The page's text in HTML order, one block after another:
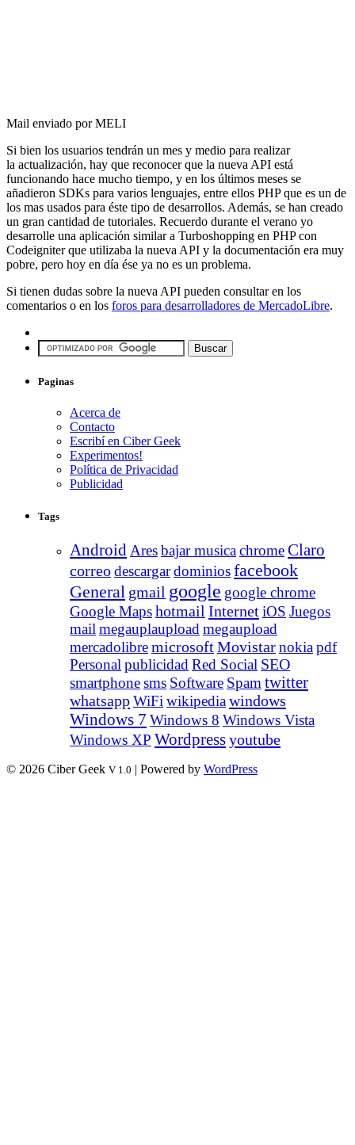
Mail enviado por MELI
Si bien los usuarios tendrán un mes y medio para realizar
la actualización, hay que reconocer que la nueva API está
funcionando hace mucho tiempo, y en los últimos meses se
añadieron SDKs para varios lenguajes, entre ellos PHP que es un de
los mas usados para éste tipo de desarrollos. Además, se han creado
un gran cantidad de tutoriales. Recuerdo durante el verano yo
desarrolle una aplicación similar a Turboshopping en PHP con
Codeigniter que utilizaba la nueva API y la documentación era muy
pobre, pero hoy en día ése ya no es un problema.
Si tienen dudas sobre la nueva API pueden consultar en los
comentarios o en los foros para desarrolladores de MercadoLibre.
Paginas
Acerca de
Contacto
Escribí en Ciber Geek
Experimentos!
Política de Privacidad
Publicidad
Tags
AndroidAresbajar musicachromeClaro
correodescargardominiosfacebook
General gmail google google chrome
Google Mapshotmail InternetiOS Juegos
mailmegauplauploadmegaupload
mercadolibremicrosoftMovistarnokiapdf
PersonalpublicidadRed Social SEO
smartphonesms Software Spamtwitter
whatsappWiFiwikipediawindows
Windows 7 Windows 8 Windows Vista
Windows XP Wordpressyoutube
© 2026 Ciber Geek V 1.0 | Powered by WordPress